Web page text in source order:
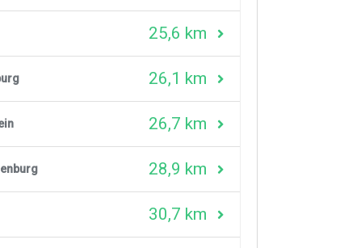
25,6 km
26,1 km
26,7 km
28,9 km
30,7 km